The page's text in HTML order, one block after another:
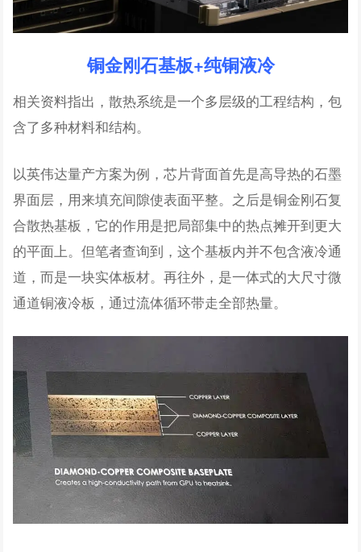
铜金刚石基板+纯铜液冷
相关资料指出，散热系统是一个多层级的工程结构，包
含了多种材料和结构。
以英伟达量产方案为例，芯片背面首先是高导热的石墨
界面层，用来填充间隙使表面平整。之后是铜金刚石复
合散热基板，它的作用是把局部集中的热点摊开到更大
的平面上。但笔者查询到，这个基板内并不包含液冷通
道，而是一块实体板材。再往外，是一体式的大尺寸微
通道铜液冷板，通过流体循环带走全部热量。